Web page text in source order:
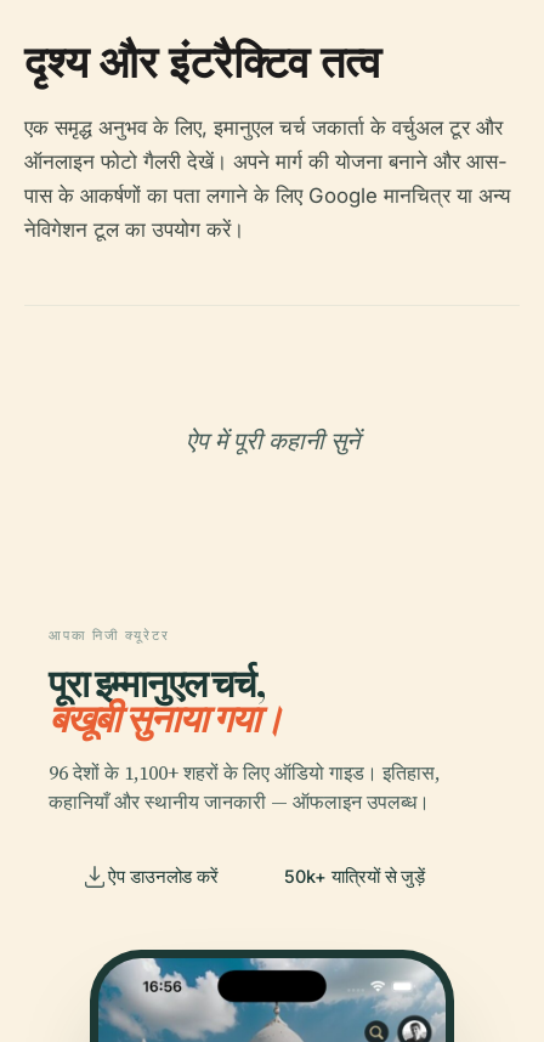
दृश्य और इंटरैक्टिव तत्व
एक समृद्ध अनुभव के लिए, इमानुएल चर्च जकार्ता के वर्चुअल टूर और
ऑनलाइन फोटो गैलरी देखें। अपने मार्ग की योजना बनाने और आस-
पास के आकर्षणों का पता लगाने के लिए Google मानचित्र या अन्य
नेविगेशन टूल का उपयोग करें।
ऐप में पूरी कहानी सुनें
आपका निजी क्यूरेटर
पूरा इम्मानुएल चर्च,
बखूबी सुनाया गया।
96 देशों के 1,100+ शहरों के लिए ऑडियो गाइड। इतिहास,
कहानियाँ और स्थानीय जानकारी — ऑफलाइन उपलब्ध।
ऐप डाउनलोड करें 50k+ यात्रियों से जुड़ें